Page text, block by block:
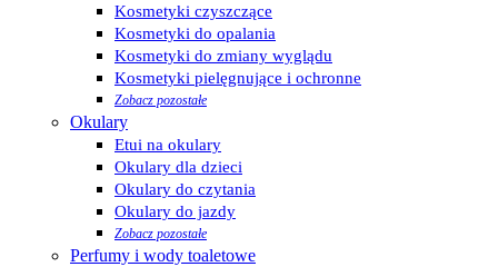
Kosmetyki czyszczące
Kosmetyki do opalania
Kosmetyki do zmiany wyglądu
Kosmetyki pielęgnujące i ochronne
Zobacz pozostałe
Okulary
Etui na okulary
Okulary dla dzieci
Okulary do czytania
Okulary do jazdy
Zobacz pozostałe
Perfumy i wody toaletowe